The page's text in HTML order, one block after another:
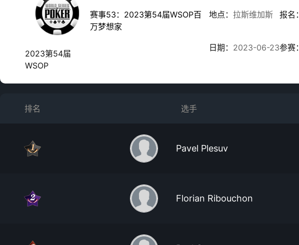
2023第54届
WSOP
赛事53：2023第54届WSOP百
万梦想家
地点： 拉斯维加斯
日期： 2023-06-23
报名：
参赛：
排名 选手
Pavel Plesuv
Florian Ribouchon